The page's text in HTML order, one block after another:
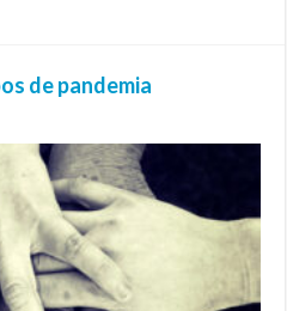
de pandemia